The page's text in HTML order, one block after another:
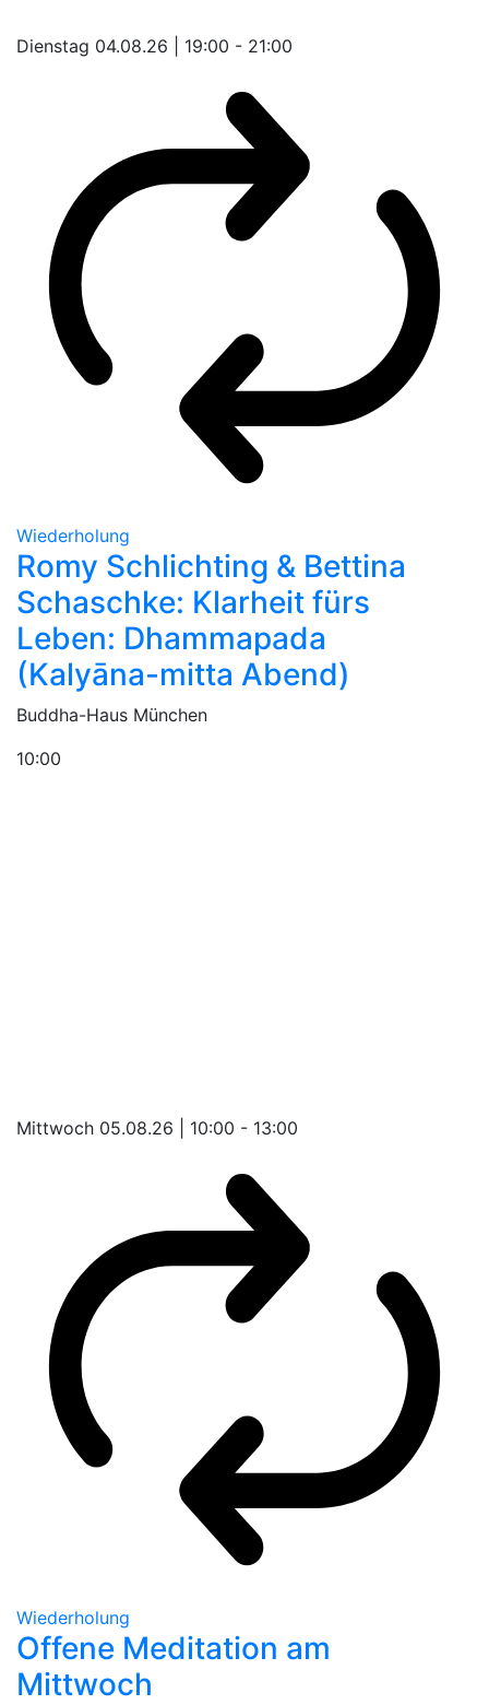
Dienstag 04.08.26 | 19:00 - 21:00
Wiederholung
Romy Schlichting & Bettina
Schaschke: Klarheit fürs
Leben: Dhammapada
(Kalyāna-mitta Abend)
Buddha-Haus München
10:00
Mittwoch 05.08.26 | 10:00 - 13:00
Wiederholung
Offene Meditation am
Mittwoch